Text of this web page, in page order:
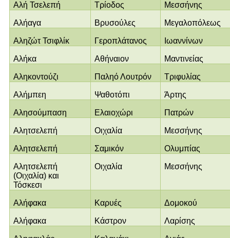
Αλή Τσελεπή Τρίοδος Μεσσήνης
Αλήαγα Βρυσούλες Μεγαλοπόλεως
Αληζώτ Τσιφλίκ Γεροπλάτανος Ιωαννίνων
Αλήκα Αθήναιον Μαντινείας
Αληκοντούζι Παληό Λουτρόν Τριφυλίας
Αλήμπεη Ψαθοτόπι Άρτης
Αλησούμπαση Ελαιοχώρι Πατρών
Αλητσελεπή Οιχαλία Μεσσήνης
Αλητσελεπή Σαμικόν Ολυμπίας
Αλητσελεπή
(Οιχαλία) και
Τόσκεσι
Οιχαλία Μεσσήνης
Αλήφακα Καρυές Δομοκού
Αλήφακα Κάστρον Λαρίσης